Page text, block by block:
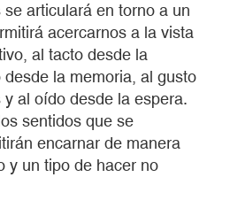
articulará en torno a un
acercarnos a la vista
al tacto desde la
la memoria, al gusto
al oído desde la espera.
sentidos que se
encarnar de manera
y un tipo de hacer no